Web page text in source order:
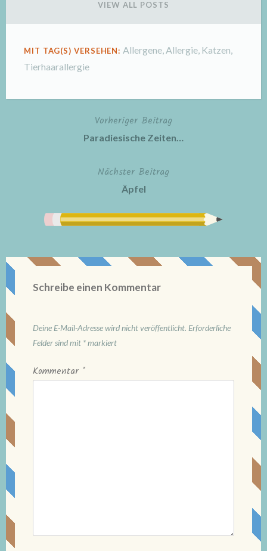
VIEW ALL POSTS
MIT TAG(S) VERSEHEN:Allergene,Allergie, Katzen,
Tierhaarallergie
BeitragsnavigationVorheriger Beitrag
Paradiesische Zeiten…
Nächster Beitrag
Äpfel
Schreibe einen Kommentar
Deine E-Mail-Adresse wird nicht veröffentlicht. Erforderliche
Felder sind mit *markiert
Kommentar *